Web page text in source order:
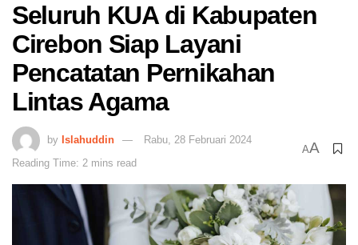
Seluruh KUA di Kabupaten
Cirebon Siap Layani
Pencatatan Pernikahan
Lintas Agama
by Islahuddin
Rabu, 28 Februari 2024
Reading Time: 2 mins read
AA